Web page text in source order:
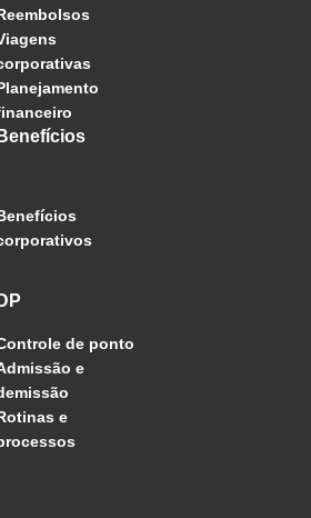
Benefícios
DP
de ponto
e
e